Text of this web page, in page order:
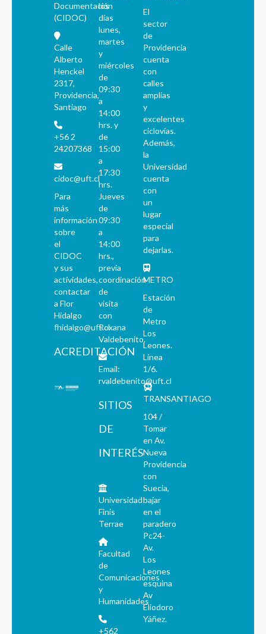
Documentación
(CIDOC)
Calle
Alberto
Henckel
2317,
Providencia,
Santiago
+56 2
24207368
cidoc@uft.cl
Para
más
información
sobre
el
CIDOC
y sus
actividades,
contactar
a Flor
Hidalgo
fhidalgo@uft.cl
ACREDITACIÓN
los
días
lunes,
martes
y
miércoles
de
09:30
a
14:00
hrs. y
de
15:00
a
17:30
hrs.
Jueves
de
09:30
a
14:00
hrs.,
previa
coordinación
de
visita
con
Roxana
Valdebenito.
Email:
rvaldebenito@uft.cl
SITIOS
DE
INTERÉS
Universidad
Finis
Terrae
Facultad
de
Comunicaciones
y
Humanidades
+562
El
sector
de
Providencia
cuenta
con
calles
amplias
y
excelentes
ciclovías.
Además,
la
Universidad
cuenta
con
un
lugar
especial
para
dejarlas.
METRO
Estación
de
Metro
Los
Leones.
Línea
1/6.
TRANSANTIAGO
104 /
Tomar
en Av.
Nueva
Providencia
con
Suecia,
bajar
en el
paradero
Pc24-
Av.
Los
Leones
esquina
Av
Eliodoro
Yáñez.